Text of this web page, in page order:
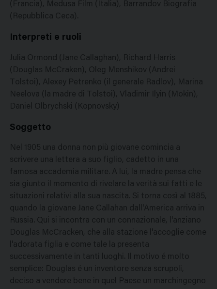
(Francia), Medusa Film (Italia), Barrandov Biografia
(Repubblica Ceca).
Interpreti e ruoli
Julia Ormond (Jane Callaghan), Richard Harris
(Douglas McCraken), Oleg Menshikov (Andrei
Tolstoi), Alexey Petrenko (il generale Radlov), Marina
Neelova (la madre di Tolstoi), Vladimir Ilyin (Mokin),
Daniel Olbrychski (Kopnovsky)
Soggetto
Nel 1905 una donna non più giovane comincia a
scrivere una lettera a suo figlio, cadetto in una
famosa accademia militare. A lui, la madre pensa che
sia giunto il momento di rivelare la verità sui fatti e le
situazioni relativi alla sua nascita. Si torna così al 1885,
quando la giovane Jane Callahan dall'America arriva in
Russia. Qui si incontra con un connazionale, l'anziano
Douglas McCracken, che alla stazione l'accoglie come
l'adorata figlia e come tale la presenta
successivamente in tanti luoghi. Il motivo é molto
semplice: Douglas é un inventore senza scrupoli,
deciso a vendere bene in quel Paese un marchingegno